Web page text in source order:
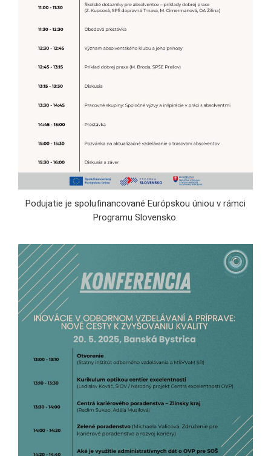
Podujatie je spolufinancované Európskou úniou v rámci
Programu Slovensko.